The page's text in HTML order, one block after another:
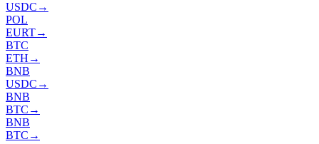
USDC →
POL
EURT→
BTC
ETH →
BNB
USDC →
BNB
BTC →
BNB
BTC →